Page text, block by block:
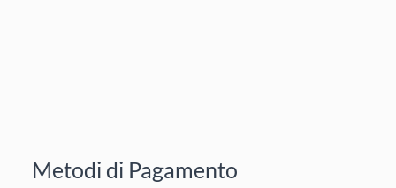
Metodi di Pagamento